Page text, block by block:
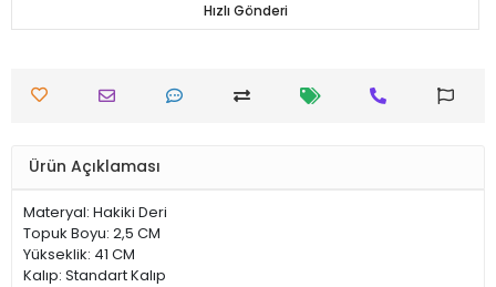
Hızlı Gönderi
Ürün Açıklaması
Materyal: Hakiki Deri
Topuk Boyu: 2,5 CM
Yükseklik: 41 CM
Kalıp: Standart Kalıp